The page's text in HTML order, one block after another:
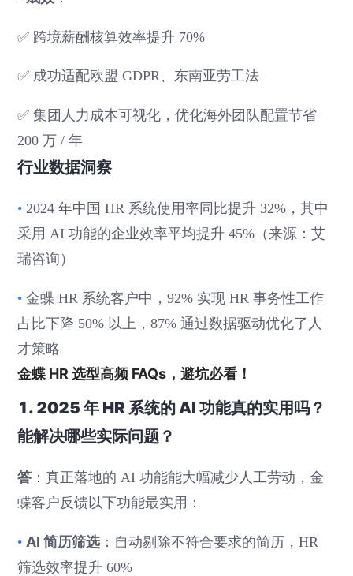
✅ 跨境薪酬核算效率提升 70%
✅ 成功适配欧盟 GDPR、东南亚劳工法
✅ 集团人力成本可视化，优化海外团队配置节省
200 万 / 年
行业数据洞察
•2024 年中国 HR 系统使用率同比提升 32%，其中
采用 AI 功能的企业效率平均提升 45%（来源：艾
瑞咨询）
•金蝶 HR 系统客户中，92% 实现 HR 事务性工作
占比下降 50% 以上，87% 通过数据驱动优化了人
才策略
金蝶 HR 选型高频 FAQs，避坑必看！
1. 2025 年 HR 系统的 AI 功能真的实用吗？
能解决哪些实际问题？
答 ：真正落地的 AI 功能能大幅减少人工劳动，金
蝶客户反馈以下功能最实用：
• AI 简历筛选：自动剔除不符合要求的简历，HR
筛选效率提升 60%